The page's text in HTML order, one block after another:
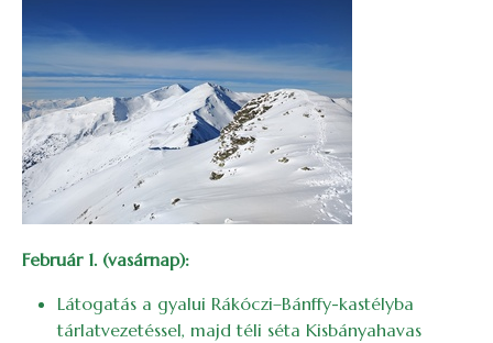
Február 1. (vasárnap):
Látogatás a gyalui Rákóczi–Bánffy-kastélyba
tárlatvezetéssel, majd téli séta Kisbányahavas